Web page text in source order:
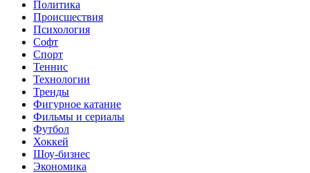
Политика
Происшествия
Психология
Софт
Спорт
Теннис
Технологии
Тренды
Фигурное катание
Фильмы и сериалы
Футбол
Хоккей
Шоу-бизнес
Экономика